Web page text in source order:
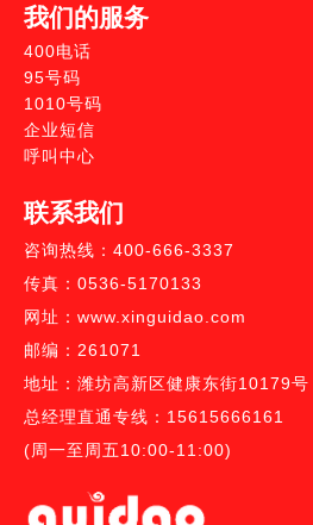
我们的服务
400电话
95号码
1010号码
企业短信
呼叫中心
联系我们
咨询热线：400-666-3337
传真：0536-5170133
网址：www.xinguidao.com
邮编：261071
地址：潍坊高新区健康东街10179号
总经理直通专线：15615666161
(周一至周五10:00-11:00)